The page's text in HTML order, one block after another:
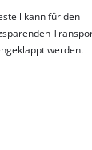
kann für den
werden.